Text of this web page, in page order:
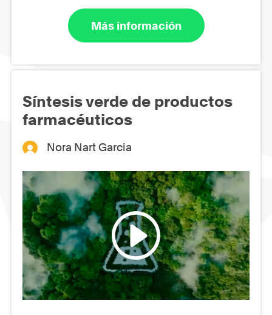
Más información
Síntesis verde de productos
farmacéuticos
Nora Nart Garcia